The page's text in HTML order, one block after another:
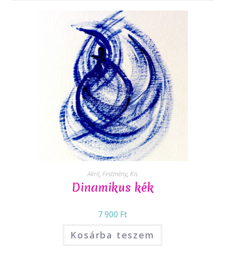
Akril, Festmény, Kis
Dinamikus kék
7 900 Ft
Kosárba teszem